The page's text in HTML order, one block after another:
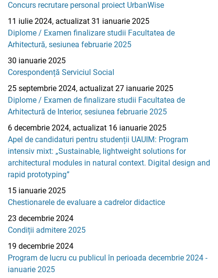
Concurs recrutare personal proiect UrbanWise
11 iulie 2024, actualizat 31 ianuarie 2025
Diplome / Examen finalizare studii Facultatea de
Arhitectură, sesiunea februarie 2025
30 ianuarie 2025
Corespondență Serviciul Social
25 septembrie 2024, actualizat 27 ianuarie 2025
Diplome / Examen de finalizare studii Facultatea de
Arhitectură de Interior, sesiunea februarie 2025
6 decembrie 2024, actualizat 16 ianuarie 2025
Apel de candidaturi pentru studenții UAUIM: Program
intensiv mixt: „Sustainable, lightweight solutions for
architectural modules in natural context. Digital design and
rapid prototyping”
15 ianuarie 2025
Chestionarele de evaluare a cadrelor didactice
23 decembrie 2024
Condiții admitere 2025
19 decembrie 2024
Program de lucru cu publicul în perioada decembrie 2024 -
ianuarie 2025